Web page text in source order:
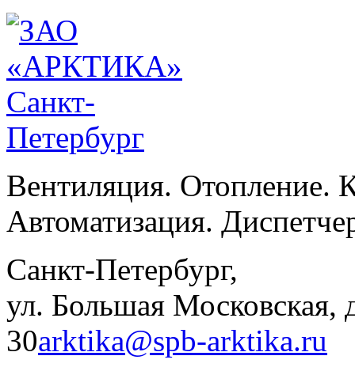
Вентиляция. Отопление.
Автоматизация.
Санкт-Петербург,
ул. Большая Московская,
30arktika@spb-arktika.ru